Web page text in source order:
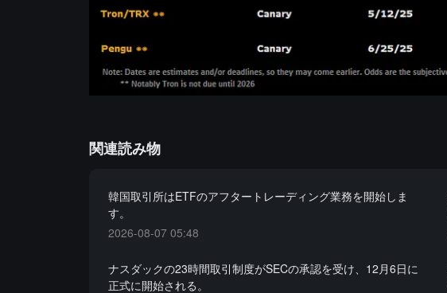
関連読み物
韓国取引所はETFのアフタートレーディング業務を開始しま
す。
2026-08-07 05:48
ナスダックの23時間取引制度がSECの承認を受け、12月6日に
正式に開始される。